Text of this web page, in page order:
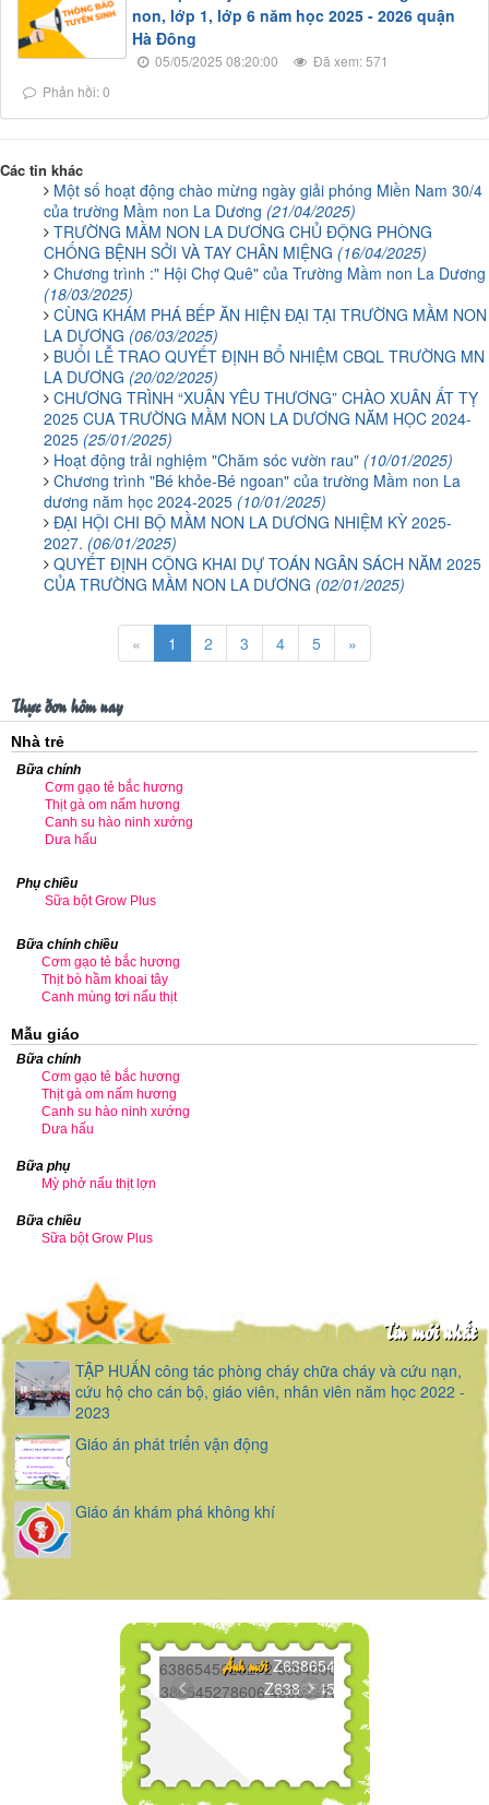
non, lớp 1, lớp 6 năm học 2025 - 2026 quận
Hà Đông
05/05/2025 08:20:00
Đã xem: 571
Phản hồi: 0
Các tin khác
Một số hoạt động chào mừng ngày giải phóng Miền Nam 30/4
của trường Mầm non La Dương (21/04/2025)
TRƯỜNG MẦM NON LA DƯƠNG CHỦ ĐỘNG PHÒNG
CHỐNG BỆNH SỞI VÀ TAY CHÂN MIỆNG (16/04/2025)
Chương trình :" Hội Chợ Quê" của Trường Mầm non La Dương
(18/03/2025)
CÙNG KHÁM PHÁ BẾP ĂN HIỆN ĐẠI TẠI TRƯỜNG MẦM NON
LA DƯƠNG (06/03/2025)
BUỔI LỄ TRAO QUYẾT ĐỊNH BỔ NHIỆM CBQL TRƯỜNG MN
LA DƯƠNG (20/02/2025)
CHƯƠNG TRÌNH “XUÂN YÊU THƯƠNG” CHÀO XUÂN ẤT TỴ
2025 CUA TRƯỜNG MẦM NON LA DƯƠNG NĂM HỌC 2024-
2025 (25/01/2025)
Hoạt động trải nghiệm "Chăm sóc vườn rau" (10/01/2025)
Chương trình "Bé khỏe-Bé ngoan" của trường Mầm non La
dương năm học 2024-2025 (10/01/2025)
ĐẠI HỘI CHI BỘ MẦM NON LA DƯƠNG NHIỆM KỲ 2025-
2027. (06/01/2025)
QUYẾT ĐỊNH CÔNG KHAI DỰ TOÁN NGÂN SÁCH NĂM 2025
CỦA TRƯỜNG MẦM NON LA DƯƠNG (02/01/2025)
« 1 2 3 4 5 »
Thực đơn hôm nay
Nhà trẻ
Bữa chính
Cơm gạo tẻ bắc hương
Thịt gà om nấm hương
Canh su hào ninh xướng
Dưa hấu
Phụ chiều
Sữa bột Grow Plus
Bữa chính chiều
Cơm gạo tẻ bắc hương
Thịt bò hầm khoai tây
Canh mùng tơi nấu thịt
Mẫu giáo
Bữa chính
Cơm gạo tẻ bắc hương
Thịt gà om nấm hương
Canh su hào ninh xướng
Dưa hấu
Bữa phụ
Mỳ phở nấu thịt lợn
Bữa chiều
Sữa bột Grow Plus
Tin mới nhất
TẬP HUẤN công tác phòng cháy chữa cháy và cứu nạn,
cứu hộ cho cán bộ, giáo viên, nhân viên năm học 2022 -
2023
Giáo án phát triển vận động
Giáo án khám phá không khí
Z6386545625272...
Z6386545278606...
Ảnh mới